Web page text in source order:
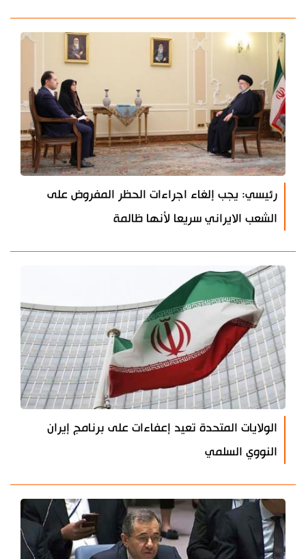
رئيسي: يجب إلغاء اجراءات الحظر المفروض على
الشعب الايراني سريعا لأنها ظالمة
الولايات المتحدة تعيد إعفاءات على برنامج إيران
النووي السلمي